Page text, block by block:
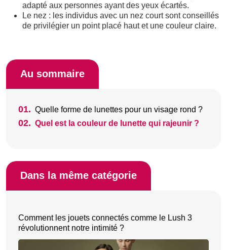
adapté aux personnes ayant des yeux écartés.
Le nez : les individus avec un nez court sont conseillés
de privilégier un point placé haut et une couleur claire.
Au sommaire
01. Quelle forme de lunettes pour un visage rond ?
02. Quel est la couleur de lunette qui rajeunir ?
Dans la même catégorie
Comment les jouets connectés comme le Lush 3
révolutionnent notre intimité ?